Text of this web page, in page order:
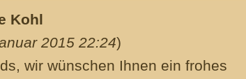
Kohl
2015 22:24)
wir wünschen Ihnen ein frohes